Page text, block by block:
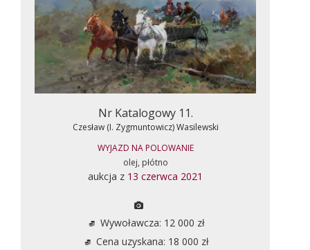
Nr Katalogowy 11.
Czesław (I. Zygmuntowicz) Wasilewski
WYJAZD NA POLOWANIE
olej, płótno
aukcja z 13 czerwca 2021
Wywoławcza: 12 000 zł
Cena uzyskana: 18 000 zł